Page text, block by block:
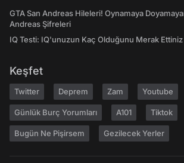
GTA San Andreas Hileleri! Oynamaya
Andreas Şifreleri
IQ Testi: IQ'unuzun Kaç Olduğunu Merak Ettiniz
Keşfet
Twitter Deprem Zam Youtube
Günlük Burç Yorumları A101 Tiktok
Bugün Ne Pişirsem Gezilecek Yerler